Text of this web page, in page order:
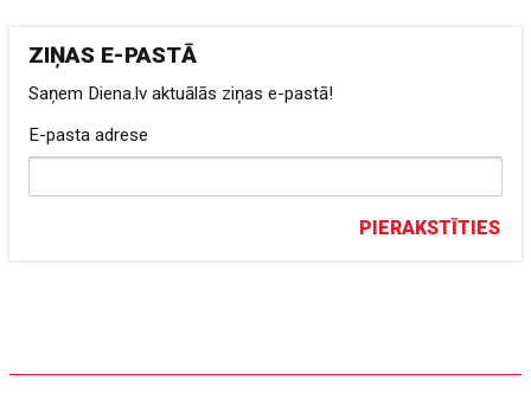
ZIŅAS E-PASTĀ
Saņem Diena.lv aktuālās ziņas e-pastā!
E-pasta adrese
PIERAKSTĪTIES